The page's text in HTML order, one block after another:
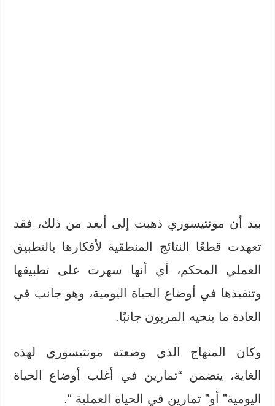
بيد أن مونتيسوري ذهبت إلى أبعد من ذلك، فقد
تعهدت قطعًا النتائج المنطقية لأفكارها بالتطبيق
العملي المحكم، أي أنها سهرت على تطبيقها
وتنفيذها في أوضاع الحياة اليومية، وهو جانب في
العادة ما ينحيه المربون جانبًا.
وكان المنهاج الذي وضعته مونتيسوري لهذه
الغاية، يتضمن “تمارين في أغلب أوضاع الحياة
اليومية” أو” تمارين في الحياة العملية “.